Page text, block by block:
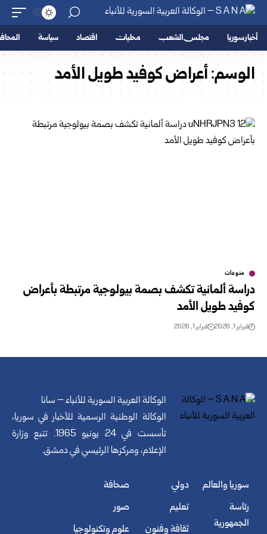
أخبار سوريا مجلس الشعب محليات اقتصاد سياسة
الوسم:أعراض كوفيد طويل الأمد
منوعات
دراسة ألمانية تكشف بصمة بيولوجية مرتبطة بأعراض
كوفيد طويل الأمد
فبراير 1, 2026 فبراير 1, 2026
الوكالة العربية السورية للأنباء – سانا
الوكالة الوطنية الرسمية للأخبار في سوريا،
تأسست في 24 يونيو 1965. تتبع وزارة
الإعلام، ومركزها الرئيسي في دمشق.
سوريا والعالم
رئاسة
الجمهورية
دولي
تعليم
ثقافة وفنون
صحافة
صور
علوم وتكنولوجيا